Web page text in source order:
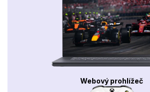
Webový prohlížeč